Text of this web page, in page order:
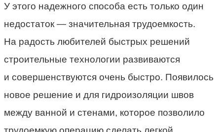
У этого надежного способа есть только один
недостаток — значительная трудоемкость.
На радость любителей быстрых решений
строительные технологии развиваются
и совершенствуются очень быстро. Появилось
новое решение и для гидроизоляции швов
между ванной и стенами, которое позволило